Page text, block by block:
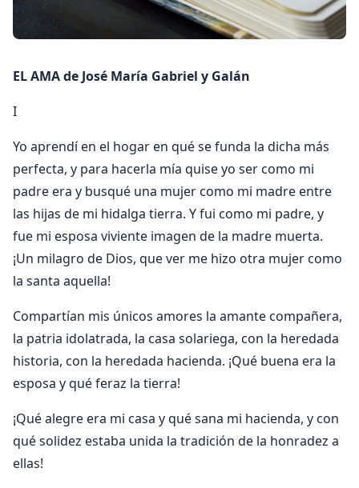
EL AMA de José María Gabriel y Galán
I
Yo aprendí en el hogar en qué se funda la dicha más
perfecta, y para hacerla mía quise yo ser como mi
padre era y busqué una mujer como mi madre entre
las hijas de mi hidalga tierra. Y fui como mi padre, y
fue mi esposa viviente imagen de la madre muerta.
¡Un milagro de Dios, que ver me hizo otra mujer como
la santa aquella!
Compartían mis únicos amores la amante compañera,
la patria idolatrada, la casa solariega, con la heredada
historia, con la heredada hacienda. ¡Qué buena era la
esposa y qué feraz la tierra!
¡Qué alegre era mi casa y qué sana mi hacienda, y con
qué solidez estaba unida la tradición de la honradez a
ellas!